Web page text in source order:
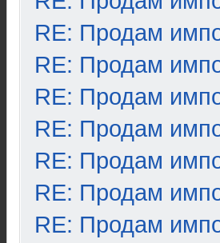
RE: Продам
RE: Продам
RE: Продам
RE: Продам
RE: Продам
RE: Продам
RE: Продам